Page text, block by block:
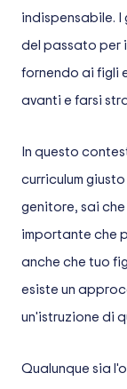
indispensabile.
del passato per
fornendo ai figli
avanti e farsi
In questo
curriculum
genitore, sai
importante che
anche che tuo
esiste un
un'istruzione di
Qualunque sia